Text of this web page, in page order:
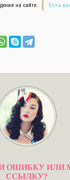
Есть
на сайте.
ОШИБКУ ИЛИ
ССЫЛКУ?